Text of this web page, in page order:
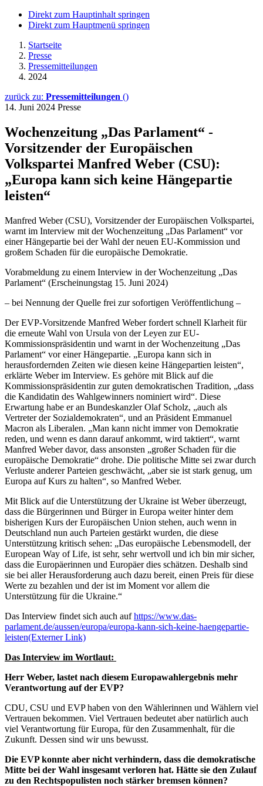
Direkt zum Hauptinhalt springen
Direkt zum Hauptmenü springen
Startseite
Presse
Pressemitteilungen
2024
zurück zu: Pressemitteilungen ()
14. Juni 2024 Presse
Wochenzeitung „Das Parlament“ -
Vorsitzender der Europäischen
Volkspartei Manfred Weber (CSU):
„Europa kann sich keine Hängepartie
leisten“
Manfred Weber (CSU), Vorsitzender der Europäischen Volkspartei,
warnt im Interview mit der Wochenzeitung „Das Parlament“ vor
einer Hängepartie bei der Wahl der neuen EU-Kommission und
großem Schaden für die europäische Demokratie.
Vorabmeldung zu einem Interview in der Wochenzeitung „Das
Parlament“ (Erscheinungstag 15. Juni 2024)
– bei Nennung der Quelle frei zur sofortigen Veröffentlichung –
Der EVP-Vorsitzende Manfred Weber fordert schnell Klarheit für
die erneute Wahl von Ursula von der Leyen zur EU-
Kommissionspräsidentin und warnt in der Wochenzeitung „Das
Parlament“ vor einer Hängepartie. „Europa kann sich in
herausfordernden Zeiten wie diesen keine Hängepartien leisten“,
erklärte Weber im Interview. Es gehöre mit Blick auf die
Kommissionspräsidentin zur guten demokratischen Tradition, „dass
die Kandidatin des Wahlgewinners nominiert wird“. Diese
Erwartung habe er an Bundeskanzler Olaf Scholz, „auch als
Vertreter der Sozialdemokraten“, und an Präsident Emmanuel
Macron als Liberalen. „Man kann nicht immer von Demokratie
reden, und wenn es dann darauf ankommt, wird taktiert“, warnt
Manfred Weber davor, dass ansonsten „großer Schaden für die
europäische Demokratie“ drohe. Die politische Mitte sei zwar durch
Verluste anderer Parteien geschwächt, „aber sie ist stark genug, um
Europa auf Kurs zu halten“, so Manfred Weber.
Mit Blick auf die Unterstützung der Ukraine ist Weber überzeugt,
dass die Bürgerinnen und Bürger in Europa weiter hinter dem
bisherigen Kurs der Europäischen Union stehen, auch wenn in
Deutschland nun auch Parteien gestärkt wurden, die diese
Unterstützung kritisch sehen: „Das europäische Lebensmodell, der
European Way of Life, ist sehr, sehr wertvoll und ich bin mir sicher,
dass die Europäerinnen und Europäer dies schätzen. Deshalb sind
sie bei aller Herausforderung auch dazu bereit, einen Preis für diese
Werte zu bezahlen und der ist im Moment vor allem die
Unterstützung für die Ukraine.“
Das Interview findet sich auch aufhttps://www.das-
parlament.de/aussen/europa/europa-kann-sich-keine-haengepartie-
leisten(Externer Link)
Das Interview im Wortlaut:
Herr Weber, lastet nach diesem Europawahlergebnis mehr
Verantwortung auf der EVP?
CDU, CSU und EVP haben von den Wählerinnen und Wählern viel
Vertrauen bekommen. Viel Vertrauen bedeutet aber natürlich auch
viel Verantwortung für Europa, für den Zusammenhalt, für die
Zukunft. Dessen sind wir uns bewusst.
Die EVP konnte aber nicht verhindern, dass die demokratische
Mitte bei der Wahl insgesamt verloren hat. Hätte sie den Zulauf
zu den Rechtspopulisten noch stärker bremsen können?